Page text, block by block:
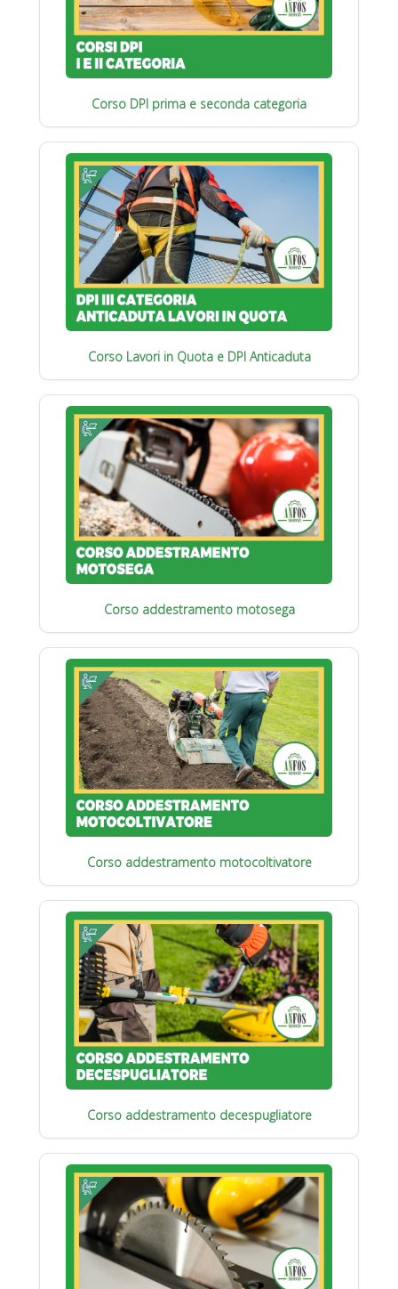
Corso DPI prima e seconda categoria
Corso Lavori in Quota e DPI Anticaduta
Corso addestramento motosega
Corso addestramento motocoltivatore
Corso addestramento decespugliatore